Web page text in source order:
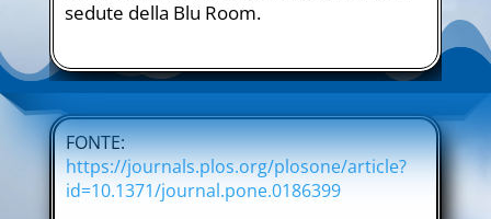
sedute della Blu Room.
FONTE:
https://journals.plos.org/plosone/article?
id=10.1371/journal.pone.0186399